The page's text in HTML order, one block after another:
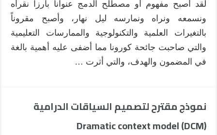
لقد أصبح مفهوم أو مصطلح الدمج عنواناً بارزاً نقرأه
ونسمعه ونراه ونمارسه ليل نهار، وأصبح مقروناً
بالتغيرات العلمية والتكنولوجية والممارسات التعليمية
والتي صاحبت جائحة كورونا مما أضفى عليه أهمية بالغة
في المضمون والهدف، والتي أثرت …
نموذج مقترح لتصميم السياقات الدرامية
Dramatic context model (DCM)